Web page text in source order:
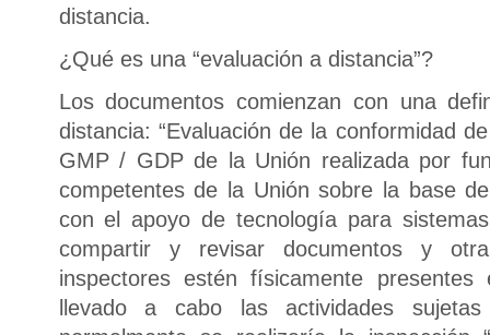
distancia.
¿Qué es una “evaluación a distancia”?
Los documentos comienzan con una
distancia: “Evaluación de la conformidad
GMP / GDP de la Unión realizada por
competentes de la Unión sobre la base
con el apoyo de tecnología para
compartir y revisar documentos y
inspectores estén físicamente
llevado a cabo las actividades